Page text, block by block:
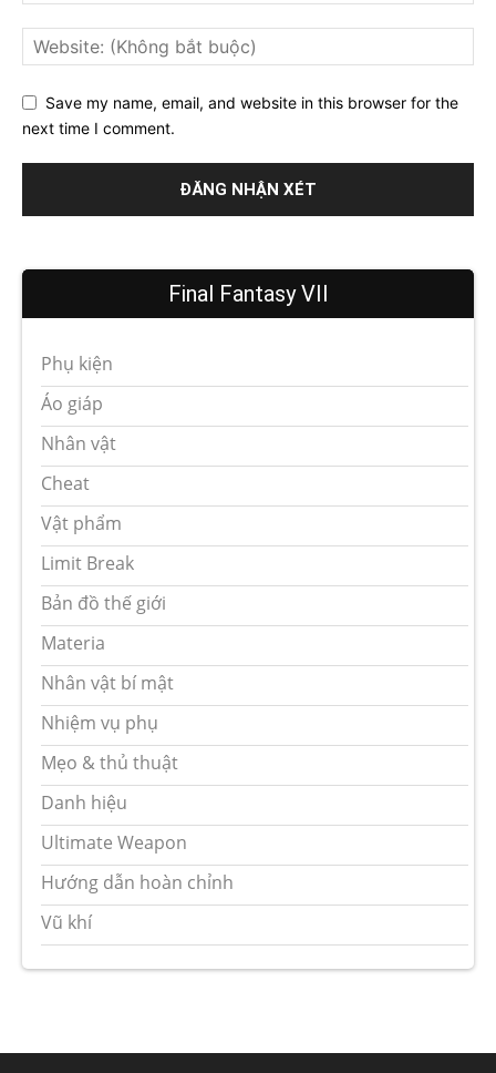
Save my name, email, and website in this browser for the
next time I comment.
Final Fantasy VII
Phụ kiện
Áo giáp
Nhân vật
Cheat
Vật phẩm
Limit Break
Bản đồ thế giới
Materia
Nhân vật bí mật
Nhiệm vụ phụ
Mẹo & thủ thuật
Danh hiệu
Ultimate Weapon
Hướng dẫn hoàn chỉnh
Vũ khí